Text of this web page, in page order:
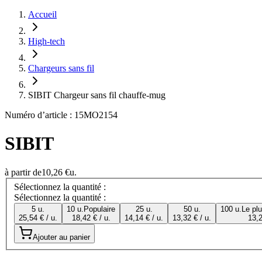
Accueil
High-tech
Chargeurs sans fil
SIBIT Chargeur sans fil chauffe-mug
Numéro d’article : 15MO2154
SIBIT
à partir de10,26 €u.
Sélectionnez la quantité :
Sélectionnez la quantité :
5 u.
25,54 € / u.
10 u. Populaire
18,42 € / u.
25 u.
14,14 € / u.
50 u.
13,32 € / u.
100 u. Le
Ajouter au panier